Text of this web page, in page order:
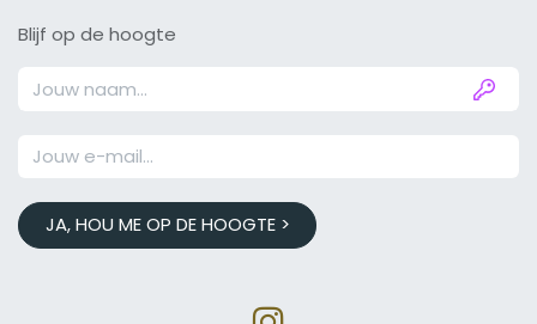
Blijf op de hoogte
JA, HOU ME OP DE HOOGTE >